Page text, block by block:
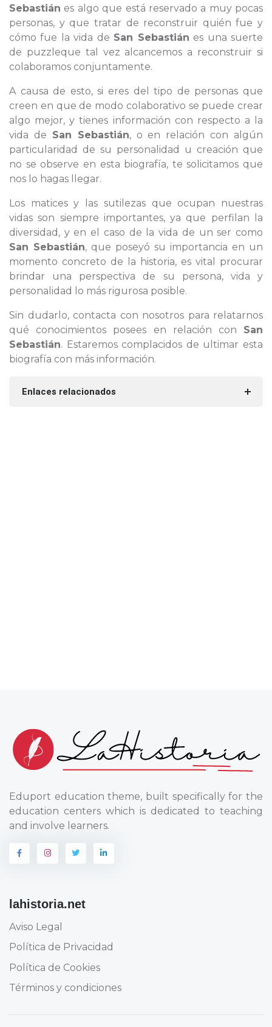
Sebastián es algo que está reservado a muy pocas
personas, y que tratar de reconstruir quién fue y
cómo fue la vida de San Sebastián es una suerte
de puzzleque tal vez alcancemos a reconstruir si
colaboramos conjuntamente.
A causa de esto, si eres del tipo de personas que
creen en que de modo colaborativo se puede crear
algo mejor, y tienes información con respecto a la
vida de San Sebastián, o en relación con algún
particularidad de su personalidad u creación que
no se observe en esta biografía, te solicitamos que
nos lo hagas llegar.
Los matices y las sutilezas que ocupan nuestras
vidas son siempre importantes, ya que perfilan la
diversidad, y en el caso de la vida de un ser como
San Sebastián, que poseyó su importancia en un
momento concreto de la historia, es vital procurar
brindar una perspectiva de su persona, vida y
personalidad lo más rigurosa posible.
Sin dudarlo, contacta con nosotros para relatarnos
qué conocimientos posees en relación con San
Sebastián. Estaremos complacidos de ultimar esta
biografía con más información.
Enlaces relacionados
Eduport education theme, built specifically for the
education centers which is dedicated to teaching
and involve learners.
lahistoria.net
Aviso Legal
Política de Privacidad
Política de Cookies
Términos y condiciones